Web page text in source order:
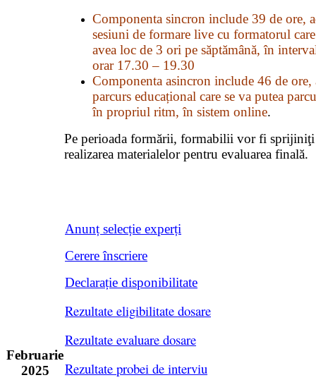
Componenta sincron include 39 de ore,
sesiuni de formare live cu formatorul
avea loc de 3 ori pe săptămână, în
orar 17.30 – 19.30
Componenta asincron include 46 de ore,
parcurs educațional care se va putea
în propriul ritm, în sistem online.
Pe perioada formării, formabilii vor fi
realizarea materialelor pentru evaluarea finală.
Februarie
2025
Anunț selecție experți
Cerere înscriere
Declarație disponibilitate
Rezultate eligibilitate dosare
Rezultate evaluare dosare
Rezultate probei de interviu